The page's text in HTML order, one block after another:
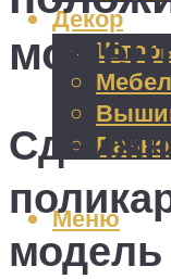
Декор
Панно
Меню